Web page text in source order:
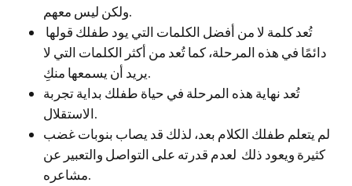
ولكن ليس معهم.
دائمًا في هذه المرحلة، كما تُعد من أكثر الكلمات التي لا
يريد أن يسمعها منكِ.
تُعد نهاية هذه المرحلة في حياة طفلك بداية تجربة
الاستقلال.
لم يتعلم طفلك الكلام بعد، لذلك قد يصاب بنوبات غضب
كثيرة ويعود ذلك لعدم قدرته على التواصل والتعبير عن
مشاعره.